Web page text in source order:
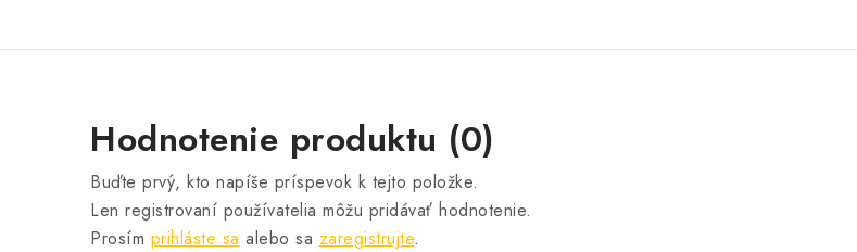
Hodnotenie produktu (0)
Buďte prvý, kto napíše príspevok k tejto položke.
Len registrovaní používatelia môžu pridávať hodnotenie.
Prosím prihláste sa alebo sa zaregistrujte.